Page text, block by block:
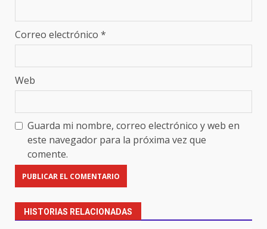
Correo electrónico *
Web
Guarda mi nombre, correo electrónico y web en
este navegador para la próxima vez que
comente.
HISTORIAS RELACIONADAS